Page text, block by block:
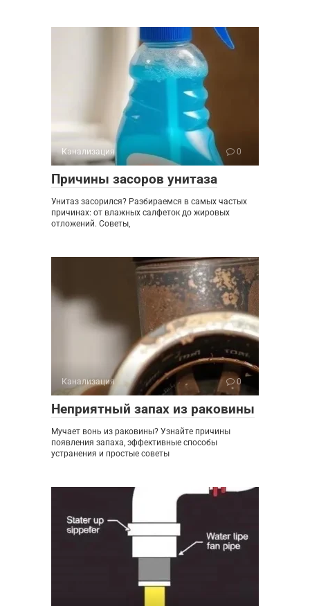
Канализация 0
Причины засоров унитаза
Унитаз засорился? Разбираемся в самых частых
причинах: от влажных салфеток до жировых
отложений. Советы,
Канализация 0
Неприятный запах из раковины
Мучает вонь из раковины? Узнайте причины
появления запаха, эффективные способы
устранения и простые советы